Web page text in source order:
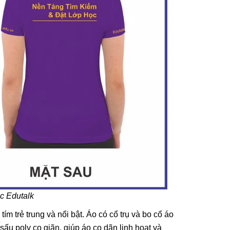
Edutalk
trẻ trung và nổi bật. Áo có cổ trụ và bo cổ áo
poly co giãn, giúp áo co dãn linh hoạt và
Ghim
Lễ
Cột Tóc
Kiện
Bé
9
Cài
| Phụ
Cho
Quốc